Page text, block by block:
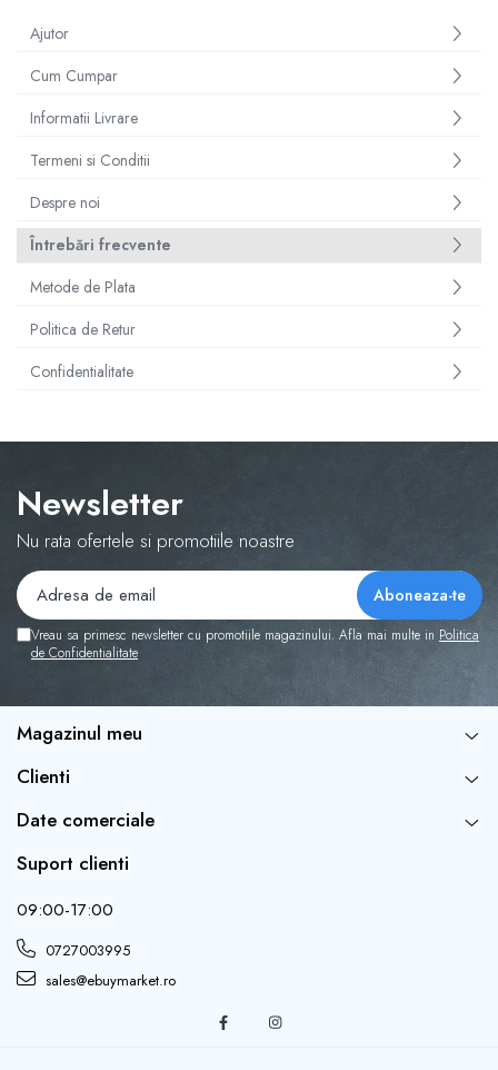
Ajutor
Cum Cumpar
Informatii Livrare
Termeni si Conditii
Despre noi
Întrebări frecvente
Metode de Plata
Politica de Retur
Confidentialitate
Newsletter
Nu rata ofertele si promotiile noastre
Vreau sa primesc newsletter cu promotiile magazinului. Afla mai multe in Politica
de Confidentialitate
Magazinul meu
Clienti
Date comerciale
Suport clienti
09:00-17:00
0727003995
sales@ebuymarket.ro